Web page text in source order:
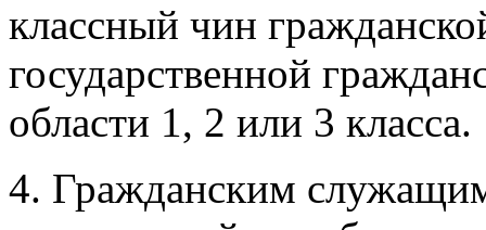
классный чин
государственной
области 1, 2 или 3 класса.
4. Гражданским